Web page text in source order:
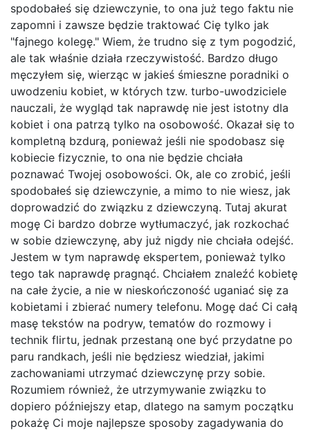
spodobałeś się dziewczynie, to ona już tego faktu nie
zapomni i zawsze będzie traktować Cię tylko jak
"fajnego kolegę." Wiem, że trudno się z tym pogodzić,
ale tak właśnie działa rzeczywistość. Bardzo długo
męczyłem się, wierząc w jakieś śmieszne poradniki o
uwodzeniu kobiet, w których tzw. turbo-uwodziciele
nauczali, że wygląd tak naprawdę nie jest istotny dla
kobiet i ona patrzą tylko na osobowość. Okazał się to
kompletną bzdurą, ponieważ jeśli nie spodobasz się
kobiecie fizycznie, to ona nie będzie chciała
poznawać Twojej osobowości. Ok, ale co zrobić, jeśli
spodobałeś się dziewczynie, a mimo to nie wiesz, jak
doprowadzić do związku z dziewczyną. Tutaj akurat
mogę Ci bardzo dobrze wytłumaczyć, jak rozkochać
w sobie dziewczynę, aby już nigdy nie chciała odejść.
Jestem w tym naprawdę ekspertem, ponieważ tylko
tego tak naprawdę pragnąć. Chciałem znaleźć kobietę
na całe życie, a nie w nieskończoność uganiać się za
kobietami i zbierać numery telefonu. Mogę dać Ci całą
masę tekstów na podryw, tematów do rozmowy i
technik flirtu, jednak przestaną one być przydatne po
paru randkach, jeśli nie będziesz wiedział, jakimi
zachowaniami utrzymać dziewczynę przy sobie.
Rozumiem również, że utrzymywanie związku to
dopiero późniejszy etap, dlatego na samym początku
pokażę Ci moje najlepsze sposoby zagadywania do